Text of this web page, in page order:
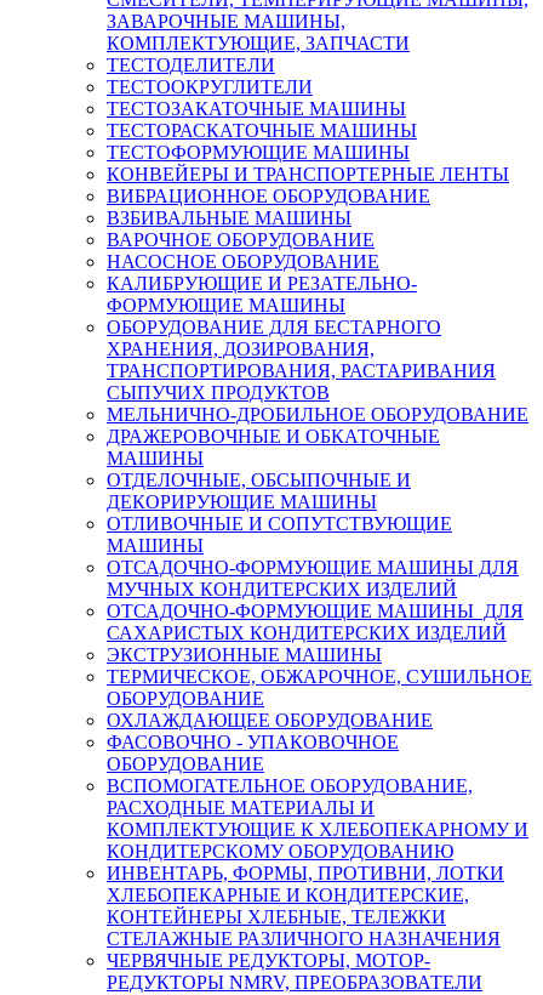
ЗАВАРОЧНЫЕ МАШИНЫ,
КОМПЛЕКТУЮЩИЕ, ЗАПЧАСТИ
ТЕСТОДЕЛИТЕЛИ
ТЕСТООКРУГЛИТЕЛИ
ТЕСТОЗАКАТОЧНЫЕ МАШИНЫ
ТЕСТОРАСКАТОЧНЫЕ МАШИНЫ
ТЕСТОФОРМУЮЩИЕ МАШИНЫ
КОНВЕЙЕРЫ И ТРАНСПОРТЕРНЫЕ ЛЕНТЫ
ВИБРАЦИОННОЕ ОБОРУДОВАНИЕ
ВЗБИВАЛЬНЫЕ МАШИНЫ
ВАРОЧНОЕ ОБОРУДОВАНИЕ
НАСОСНОЕ ОБОРУДОВАНИЕ
КАЛИБРУЮЩИЕ И РЕЗАТЕЛЬНО-
ФОРМУЮЩИЕ МАШИНЫ
ОБОРУДОВАНИЕ ДЛЯ БЕСТАРНОГО
ХРАНЕНИЯ, ДОЗИРОВАНИЯ,
ТРАНСПОРТИРОВАНИЯ, РАСТАРИВАНИЯ
СЫПУЧИХ ПРОДУКТОВ
МЕЛЬНИЧНО-ДРОБИЛЬНОЕ ОБОРУДОВАНИЕ
ДРАЖЕРОВОЧНЫЕ И ОБКАТОЧНЫЕ
МАШИНЫ
ОТДЕЛОЧНЫЕ, ОБСЫПОЧНЫЕ И
ДЕКОРИРУЮЩИЕ МАШИНЫ
ОТЛИВОЧНЫЕ И СОПУТСТВУЮЩИЕ
МАШИНЫ
ОТСАДОЧНО-ФОРМУЮЩИЕ МАШИНЫ ДЛЯ
МУЧНЫХ КОНДИТЕРСКИХ ИЗДЕЛИЙ
ОТСАДОЧНО-ФОРМУЮЩИЕ МАШИНЫ ДЛЯ
САХАРИСТЫХ КОНДИТЕРСКИХ ИЗДЕЛИЙ
ЭКСТРУЗИОННЫЕ МАШИНЫ
ТЕРМИЧЕСКОЕ, ОБЖАРОЧНОЕ, СУШИЛЬНОЕ
ОБОРУДОВАНИЕ
ОХЛАЖДАЮЩЕЕ ОБОРУДОВАНИЕ
ФАСОВОЧНО - УПАКОВОЧНОЕ
ОБОРУДОВАНИЕ
ВСПОМОГАТЕЛЬНОЕ ОБОРУДОВАНИЕ,
РАСХОДНЫЕ МАТЕРИАЛЫ И
КОМПЛЕКТУЮЩИЕ К ХЛЕБОПЕКАРНОМУ И
КОНДИТЕРСКОМУ ОБОРУДОВАНИЮ
ИНВЕНТАРЬ, ФОРМЫ, ПРОТИВНИ, ЛОТКИ
ХЛЕБОПЕКАРНЫЕ И КОНДИТЕРСКИЕ,
КОНТЕЙНЕРЫ ХЛЕБНЫЕ, ТЕЛЕЖКИ
СТЕЛАЖНЫЕ РАЗЛИЧНОГО НАЗНАЧЕНИЯ
ЧЕРВЯЧНЫЕ РЕДУКТОРЫ, МОТОР-
РЕДУКТОРЫ NMRV, ПРЕОБРАЗОВАТЕЛИ